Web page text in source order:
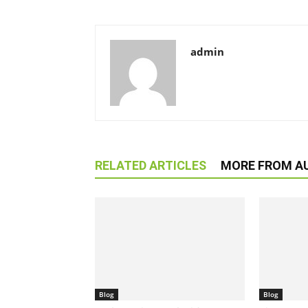
admin
RELATED ARTICLES MORE FROM
Blog Blog